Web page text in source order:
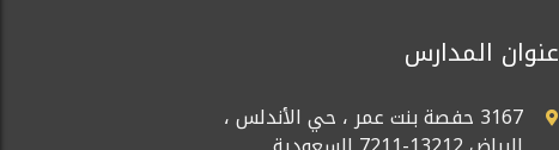
عنوان المدارس
3167 حفصة بنت عمر ، حي الأندلس ،